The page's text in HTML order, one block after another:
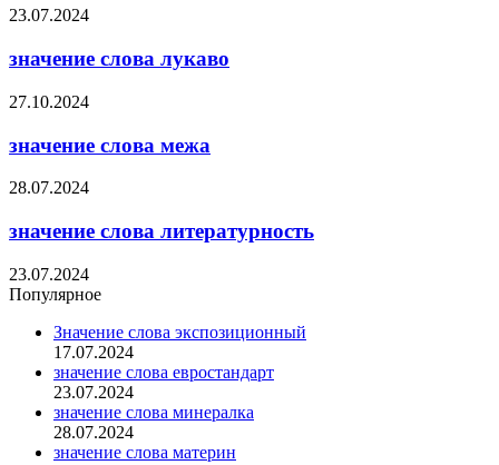
23.07.2024
значение слова лукаво
27.10.2024
значение слова межа
28.07.2024
значение слова литературность
23.07.2024
Популярное
Значение слова экспозиционный
17.07.2024
значение слова евростандарт
23.07.2024
значение слова минералка
28.07.2024
значение слова материн